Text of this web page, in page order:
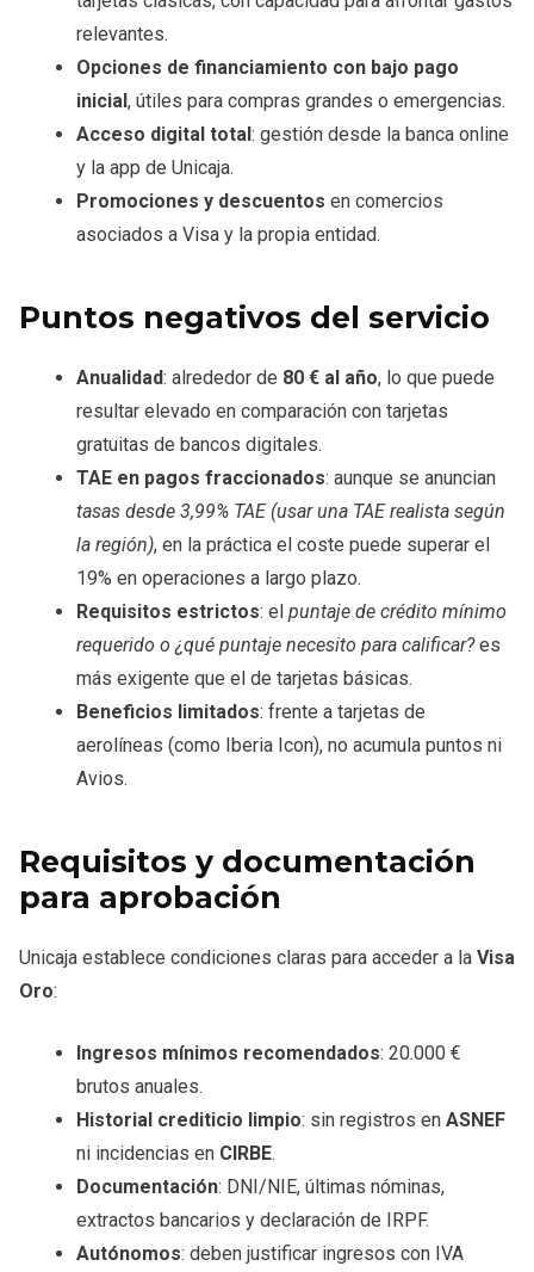
relevantes.
Opciones de financiamiento con bajo pago
inicial, útiles para compras grandes o emergencias.
Acceso digital total: gestión desde la banca online
y la app de Unicaja.
Promociones y descuentos en comercios
asociados a Visa y la propia entidad.
Puntos negativos del servicio
Anualidad: alrededor de 80 € al año, lo que puede
resultar elevado en comparación con tarjetas
gratuitas de bancos digitales.
TAE en pagos fraccionados: aunque se anuncian
tasas desde 3,99% TAE (usar una TAE realista según
la región), en la práctica el coste puede superar el
19% en operaciones a largo plazo.
Requisitos estrictos: el puntaje de crédito mínimo
requerido o ¿qué puntaje necesito para calificar?es
más exigente que el de tarjetas básicas.
Beneficios limitados: frente a tarjetas de
aerolíneas (como Iberia Icon), no acumula puntos ni
Avios.
Requisitos y documentación
para aprobación
Unicaja establece condiciones claras para acceder a la Visa
Oro:
Ingresos mínimos recomendados: 20.000 €
brutos anuales.
Historial crediticio limpio: sin registros en ASNEF
ni incidencias en CIRBE.
Documentación: DNI/NIE, últimas nóminas,
extractos bancarios y declaración de IRPF.
Autónomos: deben justificar ingresos con IVA